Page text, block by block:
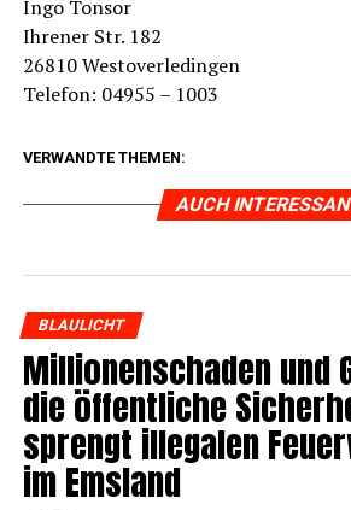
Ingo Ton­sor
Ihre­ner Str. 182
26810 Wes­t­ov­er­le­din­gen
Tele­fon: 04955 – 1003
VERWANDTE THEMEN:
AUCH
BLAULICHT
Mil­lio­nen­scha­den und
die öffent­li­che
sprengt ille­ga­len
im Emsland